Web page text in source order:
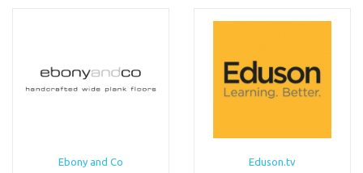
Ebony and Co Eduson.tv